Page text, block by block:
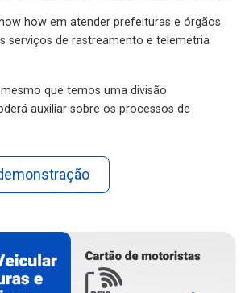
how em atender prefeituras e órgãos
serviços de rastreamento e telemetria
que temos uma divisão
auxiliar sobre os processos de